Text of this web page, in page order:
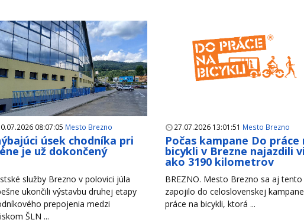
08:07:05 Mesto Brezno
úsek chodníka pri
je už dokončený
služby Brezno v polovici júla
ukončili výstavbu druhej etapy
prepojenia medzi
ŠLN ...
27.07.2026 13:01:51 Mesto Brezno
Počas kampane Do práce
bicykli v Brezne najazdili
ako 3190 kilometrov
BREZNO. Mesto Brezno sa aj
zapojilo do celoslovenskej
práce na bicykli, ktorá ...